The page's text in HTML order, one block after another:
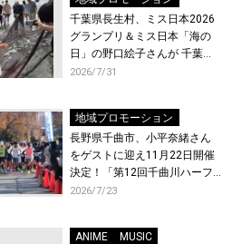
千葉県長生村、ミス日本2026
グランプリ＆ミス日本「海の
日」の野口絵子さんが 千葉県
唯一の村・長生村で地引網を
2026/7/31
地域プロモーション
長野県千曲市、小平奈緒さん
をゲストに迎え11月22日開催
決定！「第12回千曲川ハーフ
マラソン」エントリー受付開
2026/7/23
ANIME
MUSIC